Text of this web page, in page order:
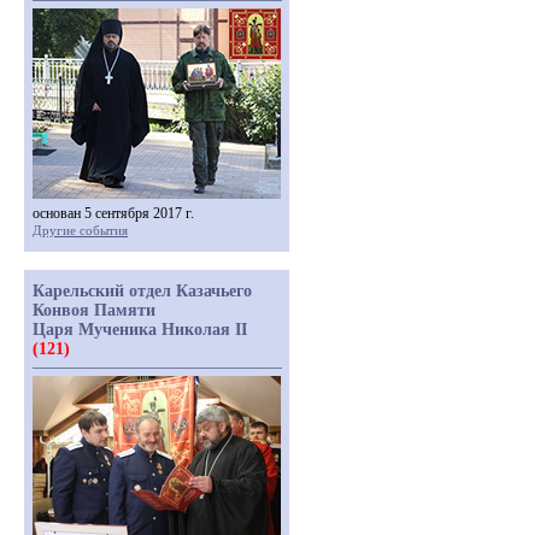
основан 5 сентября 2017 г.
Другие события
Карельский отдел Казачьего
Конвоя Памяти
Царя Мученика Николая II
(121)